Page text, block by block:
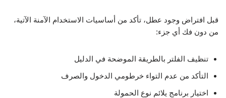
قبل افتراض وجود عطل، تأكد من أساسيات الاستخدام الآمنة الآتية،
من دون فك أي جزء:
تنظيف الفلتر بالطريقة الموضحة في الدليل
التأكد من عدم التواء خرطومي الدخول والصرف
اختيار برنامج يلائم نوع الحمولة